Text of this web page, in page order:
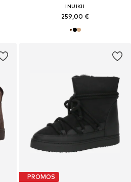
INUIKII
259,00 €
PROMOS